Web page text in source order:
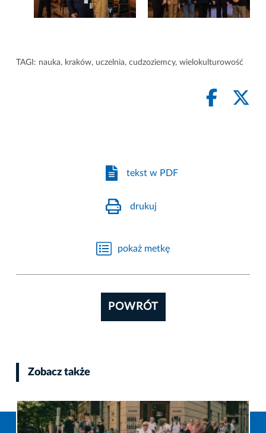
TAGI: nauka, kraków, uczelnia, cudzoziemcy, wielokulturowość
tekst w PDF
drukuj
pokaż metkę
POWRÓT
Zobacz także